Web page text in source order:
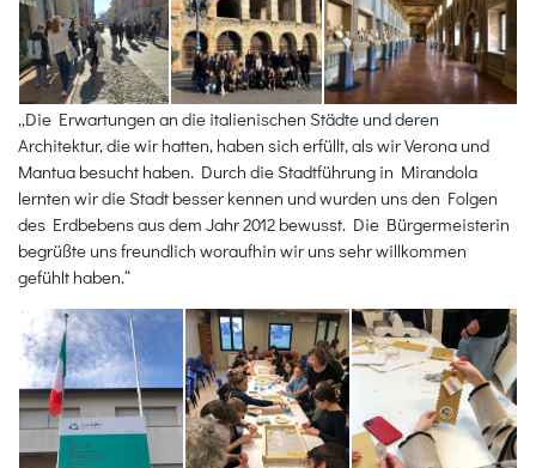
„Die Erwartungen an die italienischen Städte und deren
Architektur, die wir hatten, haben sich erfüllt, als wir Verona und
Mantua besucht haben. Durch die Stadtführung in Mirandola
lernten wir die Stadt besser kennen und wurden uns den Folgen
des Erdbebens aus dem Jahr 2012 bewusst. Die Bürgermeisterin
begrüßte uns freundlich woraufhin wir uns sehr willkommen
gefühlt haben.“